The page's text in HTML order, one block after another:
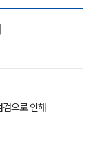
검으로 인해